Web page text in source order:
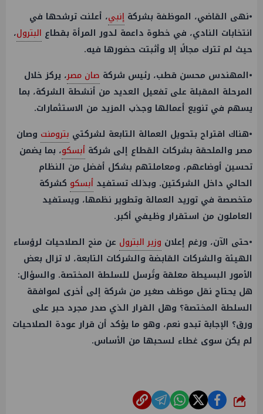
•نهى القاضي، الموظفة بشركة إنبي، أعلنت ترشحها في
انتخابات النادي، في خطوة داعمة لدور المرأة بقطاع البترول،
حيث لم تترك مجالًا إلا وأثبتت حضورها فيه.
•المهندس محسن قطب، رئيس شركة صان مصر، يركز خلال
المرحلة المقبلة على تفعيل العديد من أنشطة الشركة، بما
يسهم في تنويع أعمالها وجذب المزيد من الاستثمارات.
•هناك اقتراح بتحويل العمالة التابعة لشركتي بترومنت وصان
مصر والملحقة بشركات القطاع إلى شركة أبسكو، بما يضمن
تحسين أوضاعهم، ومعاملتهم بشكل أفضل من النظام
الحالي داخل الشركتين. وبذلك تستفيد أبسكو كشركة
متخصصة في توريد العمالة وتطوير نظمها، ويستفيد
العاملون من استقرار وظيفي أكبر.
•حتى الآن، ورغم إعلان وزير البترول عن منح الصلاحيات لرؤساء
الهيئة والشركات القابضة والشركات التابعة، لا تزال بعض
الأمور البسيطة معلقة وتُرسل للسلطة المختصة. والسؤال:
هل يحتاج نقل موظف صغير من شركة إلى أخرى لموافقة
السلطة المختصة؟ وهل القرار الذي صدر مجرد حبر على
ورق؟ الإجابة تبدو نعم، وهو ما يؤكد أن قرار عودة الصلاحيات
لم يكن سوى غطاء لسحبها من الأساس.
شارك